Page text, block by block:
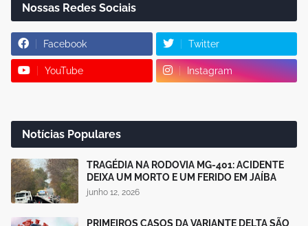
Nossas Redes Sociais
Facebook Twitter
YouTube Instagram
Notícias Populares
TRAGÉDIA NA RODOVIA MG-401: ACIDENTE
DEIXA UM MORTO E UM FERIDO EM JAÍBA
junho 12, 2026
PRIMEIROS CASOS DA VARIANTE DELTA SÃO